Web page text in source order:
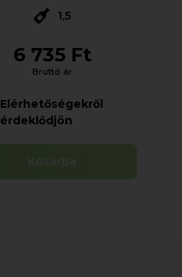
1,5
6 735 Ft
Bruttó ár
Elérhetőségekről
érdeklődjön
Kosárba